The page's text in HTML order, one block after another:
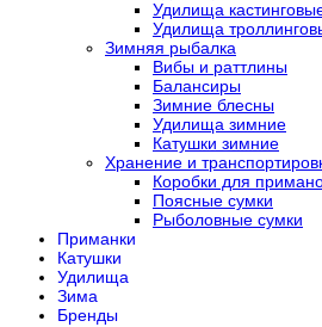
Удилища
Удилища
Зимняя рыбалка
Вибы и раттлины
Балансиры
Зимние блесны
Удилища зимние
Катушки зимние
Хранение и
Коробки для
Поясные сумки
Рыболовные сумки
Приманки
Катушки
Удилища
Зима
Бренды